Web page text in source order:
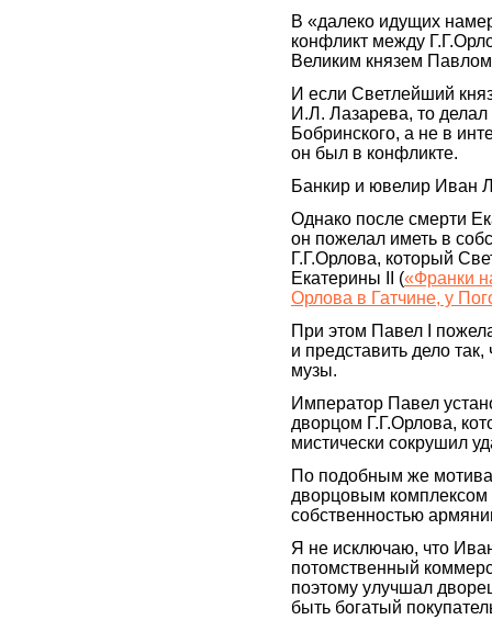
В «далеко идущих
конфликт между
Великим князем
И если Светлейший
И.Л. Лазарева, то делал
Бобринского, а не в
он был в конфликте.
Банкир и ювелир Иван
Однако после смерти
он пожелал иметь в
Г.Г.Орлова, который
Екатерины II («Франки
Орлова в Гатчине, у
При этом Павел I
и представить дело
музы.
Император Павел
дворцом Г.Г.Орлова,
мистически сокрушил
По подобным же
дворцовым
собственностью
Я не исключаю, что
потомственный
поэтому улучшал
быть богатый